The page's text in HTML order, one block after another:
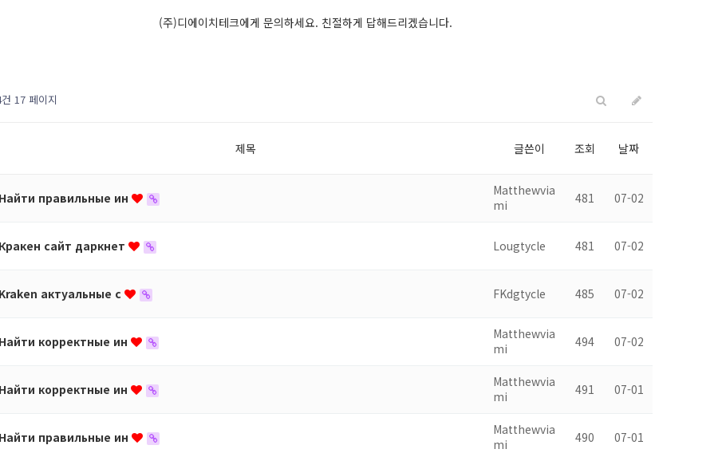
(주)디에이치테크에게 문의하세요. 친절하게 답해드리겠습니다.
17 페이지
제목 글쓴이 조회 날짜
Найти правильные ин
Matthewvia
mi
481 07-02
Кракен сайт даркнет Lougtycle 481 07-02
Kraken актуальные с FKdgtycle 485 07-02
Найти корректные ин
Matthewvia
mi
494 07-02
Найти корректные ин
Matthewvia
mi
491 07-01
Найти правильные ин
Matthewvia
mi
490 07-01